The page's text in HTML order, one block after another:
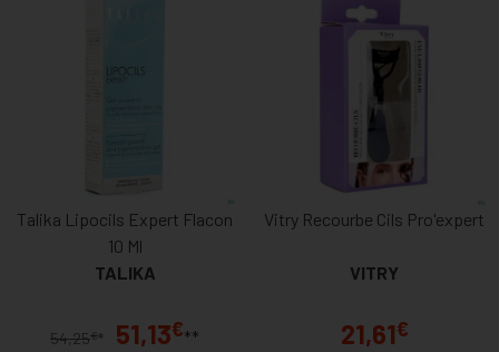
Talika Lipocils Expert Flacon
10 Ml
TALIKA
54,25€* 51,13€**
Vitry Recourbe Cils Pro'expert
VITRY
21,61€